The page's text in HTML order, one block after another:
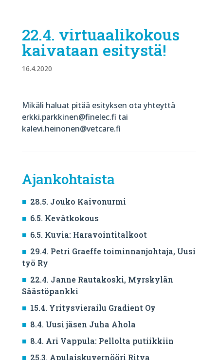
22.4. virtuaalikokous
kaivataan esitystä!
16.4.2020
Mikäli haluat pitää esityksen ota yhteyttä
erkki.parkkinen@finelec.fi tai
kalevi.heinonen@vetcare.fi
Ajankohtaista
28.5. Jouko Kaivonurmi
6.5. Kevätkokous
6.5. Kuvia: Haravointitalkoot
29.4. Petri Graeffe toiminnanjohtaja, Uusi
työ Ry
22.4. Janne Rautakoski, Myrskylän
Säästöpankki
15.4. Yritysvierailu Gradient Oy
8.4. Uusi jäsen Juha Ahola
8.4. Ari Vappula: Pellolta putiikkiin
25.3. Apulaiskuvernööri Ritva